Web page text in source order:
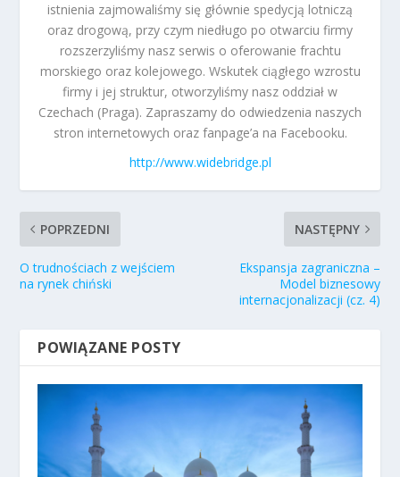
istnienia zajmowaliśmy się głównie spedycją lotniczą
oraz drogową, przy czym niedługo po otwarciu firmy
rozszerzyliśmy nasz serwis o oferowanie frachtu
morskiego oraz kolejowego. Wskutek ciągłego wzrostu
firmy i jej struktur, otworzyliśmy nasz oddział w
Czechach (Praga). Zapraszamy do odwiedzenia naszych
stron internetowych oraz fanpage’a na Facebooku.
http://www.widebridge.pl
POPRZEDNI
O trudnościach z wejściem
na rynek chiński
NASTĘPNY
Ekspansja zagraniczna –
Model biznesowy
internacjonalizacji (cz. 4)
POWIĄZANE POSTY